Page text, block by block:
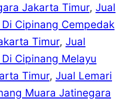
Jakarta Timur, Jual
Cipinang Cempedak
Timur, Jual
Cipinang Melayu
Timur, Jual Lemari
Muara Jatinegara